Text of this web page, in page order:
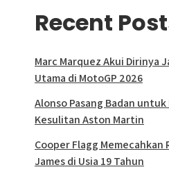
Recent
Marc Marquez Akui Dirinya
Utama di MotoGP 2026
Alonso Pasang Badan
Kesulitan Aston Martin
Cooper Flagg Memecahkan
James di Usia 19 Tahun